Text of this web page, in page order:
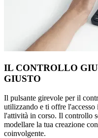
IL CONTROLLO
GIUSTO
Il pulsante girevole per il
utilizzando e ti offre l'accesso
l'attività in corso. Il controllo
modellare la tua creazione
coinvolgente.